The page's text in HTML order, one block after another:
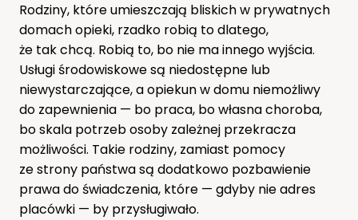
Rodziny, które umieszczają bliskich w prywatnych
domach opieki, rzadko robią to dlatego,
że tak chcą. Robią to, bo nie ma innego wyjścia.
Usługi środowiskowe są niedostępne lub
niewystarczające, a opiekun w domu niemożliwy
do zapewnienia — bo praca, bo własna choroba,
bo skala potrzeb osoby zależnej przekracza
możliwości. Takie rodziny, zamiast pomocy
ze strony państwa są dodatkowo pozbawienie
prawa do świadczenia, które — gdyby nie adres
placówki — by przysługiwało.